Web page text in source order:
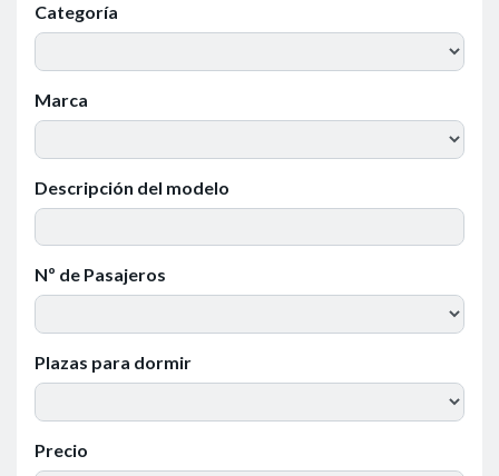
Categoría
Marca
Descripción del modelo
Nº de Pasajeros
Plazas para dormir
Precio